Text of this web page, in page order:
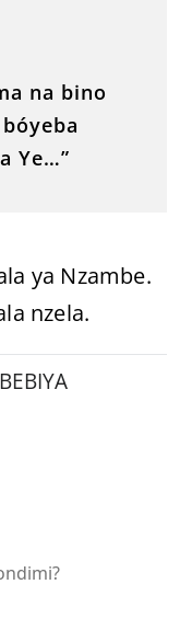
na bino
Ye…”
ya Nzambe.
nzela.